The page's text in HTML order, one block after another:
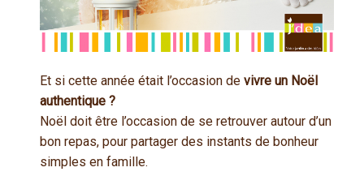
Et si cette année était l’occasion de vivre un Noël
authentique ?
Noël doit être l’occasion de se retrouver autour d’un
bon repas, pour partager des instants de bonheur
simples en famille.